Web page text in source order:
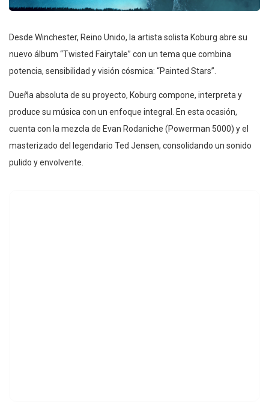
Desde Winchester, Reino Unido, la artista solista Koburg abre su
nuevo álbum “Twisted Fairytale” con un tema que combina
potencia, sensibilidad y visión cósmica: “Painted Stars”.
Dueña absoluta de su proyecto, Koburg compone, interpreta y
produce su música con un enfoque integral. En esta ocasión,
cuenta con la mezcla de Evan Rodaniche (Powerman 5000) y el
masterizado del legendario Ted Jensen, consolidando un sonido
pulido y envolvente.